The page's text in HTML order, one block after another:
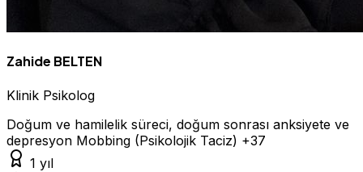
Zahide BELTEN
Klinik Psikolog
Doğum ve hamilelik süreci, doğum sonrası anksiyete ve
depresyon Mobbing (Psikolojik Taciz) +37
1 yıl